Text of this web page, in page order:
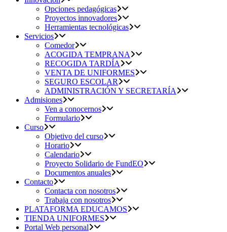
Opciones pedagógicas
Proyectos innovadores
Herramientas tecnológicas
Servicios
Comedor
ACOGIDA TEMPRANA
RECOGIDA TARDÍA
VENTA DE UNIFORMES
SEGURO ESCOLAR
ADMINISTRACIÓN Y SECRETARÍA
Admisiones
Ven a conocernos
Formulario
Curso
Objetivo del curso
Horario
Calendario
Proyecto Solidario de FundEO
Documentos anuales
Contacto
Contacta con nosotros
Trabaja con nosotros
PLATAFORMA EDUCAMOS
TIENDA UNIFORMES
Portal Web personal